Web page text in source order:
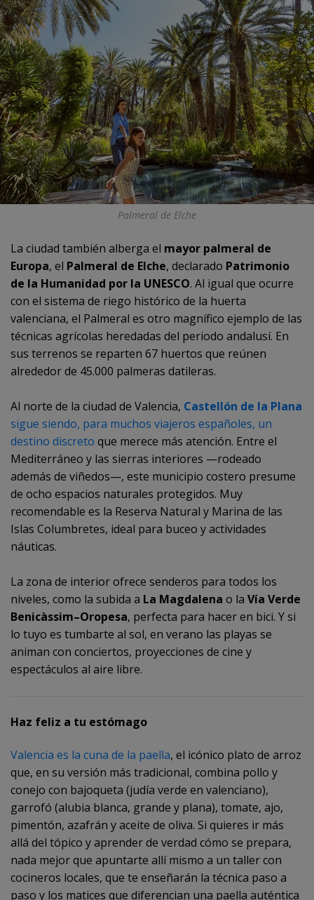
Palmeral de Elche
La ciudad también alberga el mayor palmeral de
Europa, el Palmeral de Elche, declarado Patrimonio
de la Humanidad por la UNESCO. Al igual que ocurre
con el sistema de riego histórico de la huerta
valenciana, el Palmeral es otro magnífico ejemplo de las
técnicas agrícolas heredadas del periodo andalusí. En
sus terrenos se reparten 67 huertos que reúnen
alrededor de 45.000 palmeras datileras.
Al norte de la ciudad de Valencia, Castellón de la Plana
sigue siendo, para muchos viajeros españoles, un
destino discreto que merece más atención. Entre el
Mediterráneo y las sierras interiores —rodeado
además de viñedos—, este municipio costero presume
de ocho espacios naturales protegidos. Muy
recomendable es la Reserva Natural y Marina de las
Islas Columbretes, ideal para buceo y actividades
náuticas.
La zona de interior ofrece senderos para todos los
niveles, como la subida a La Magdalena o la Vía Verde
Benicàssim–Oropesa, perfecta para hacer en bici. Y si
lo tuyo es tumbarte al sol, en verano las playas se
animan con conciertos, proyecciones de cine y
espectáculos al aire libre.
Haz feliz a tu estómago
Valencia es la cuna de la paella, el icónico plato de arroz
que, en su versión más tradicional, combina pollo y
conejo con bajoqueta (judía verde en valenciano),
garrofó (alubia blanca, grande y plana), tomate, ajo,
pimentón, azafrán y aceite de oliva. Si quieres ir más
allá del tópico y aprender de verdad cómo se prepara,
nada mejor que apuntarte allí mismo a un taller con
cocineros locales, que te enseñarán la técnica paso a
paso y los matices que diferencian una paella auténtica